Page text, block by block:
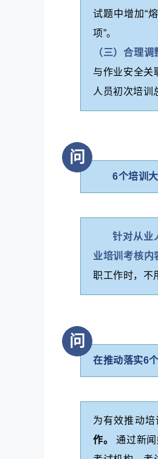
试题中增加“
项”。
（三）合理
与作业安全关
人员初次培训
问
6个培训
针对从业
业培训考核内
职工作时，不
问
在推动落实6
为有效推动
作。通过新